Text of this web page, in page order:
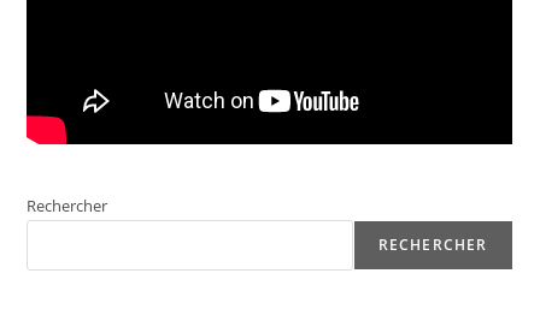
Rechercher
RECHERCHER